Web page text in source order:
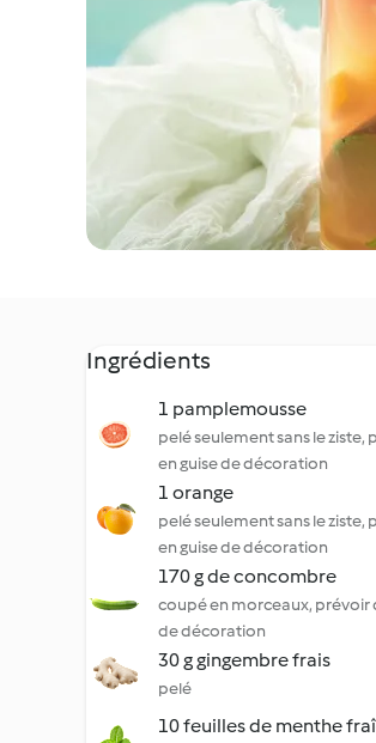
Ingrédients
1 pamplemousse
pelé seulement sans le
en guise de décoration
1 orange
pelé seulement sans le
en guise de décoration
170 g de concombre
coupé en morceaux, prévoir
de décoration
30 g gingembre frais
pelé
10 feuilles de menthe